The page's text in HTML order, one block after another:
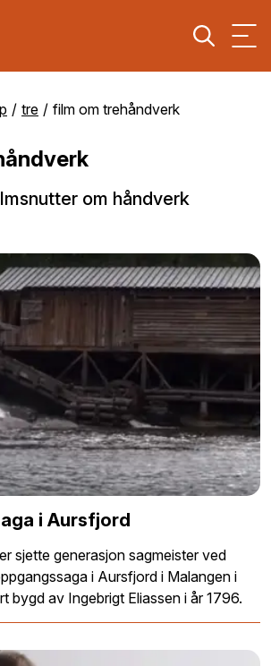
tre film om trehåndverk
om håndverk
i Aursfjord
sjette generasjon sagmeister ved
i Aursfjord i Malangen i
bygd av Ingebrigt Eliassen i år 1796.